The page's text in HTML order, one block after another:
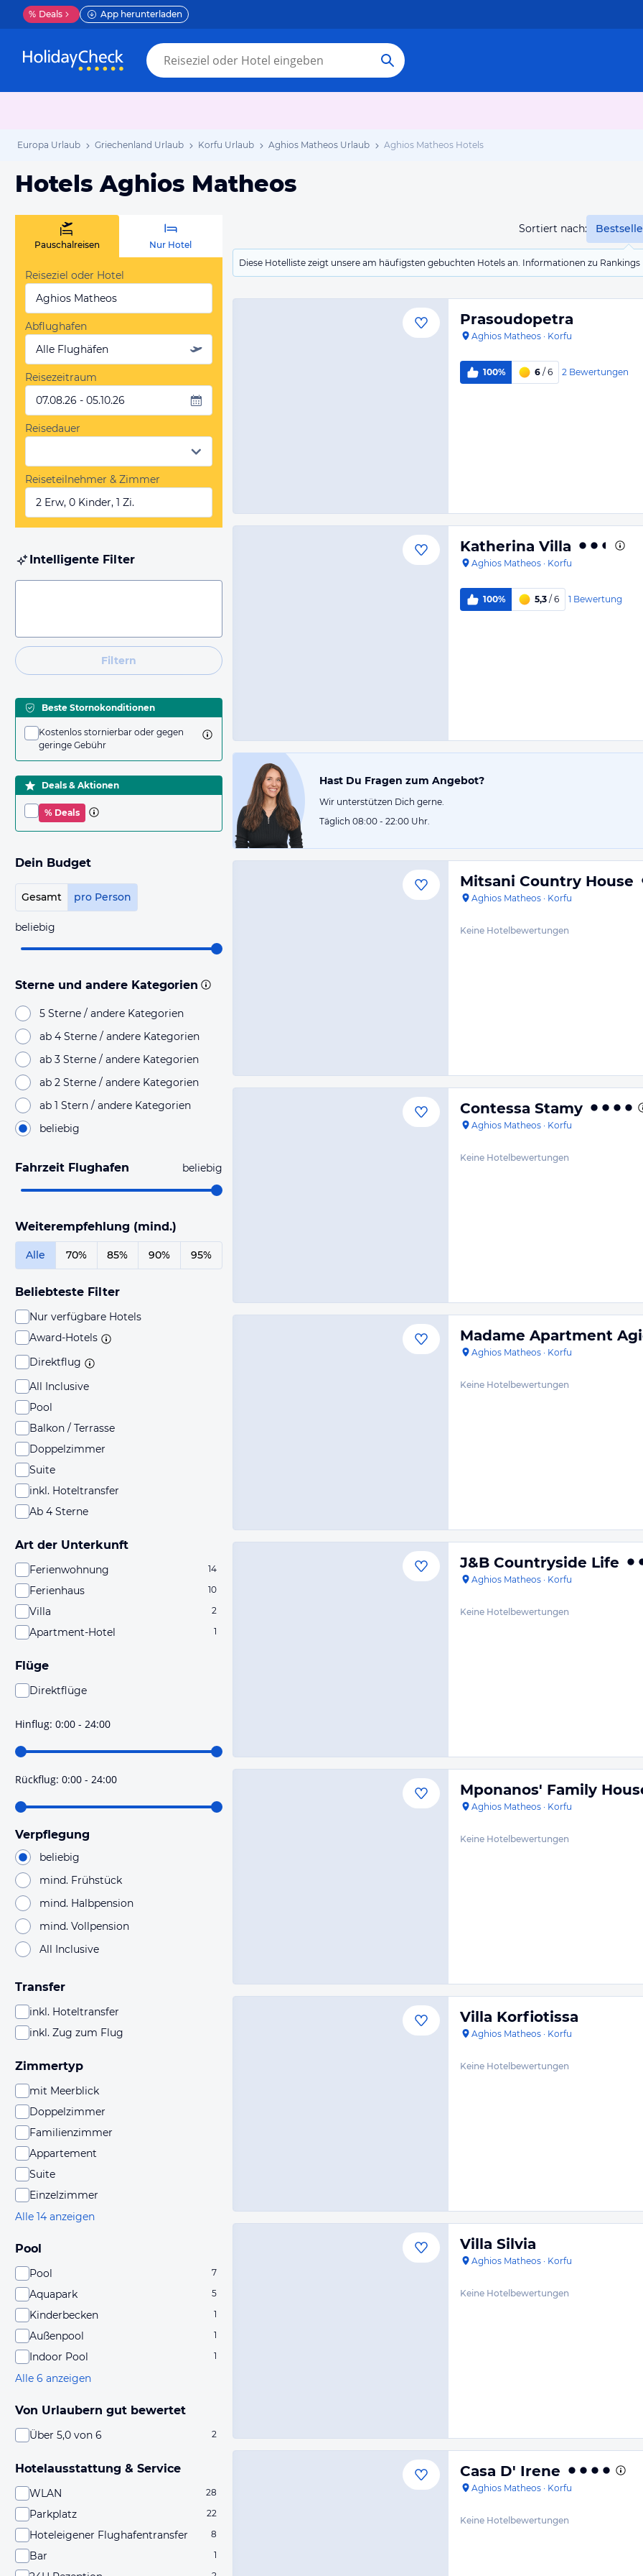
% Deals App herunterladen
Europa Urlaub Griechenland Urlaub Korfu Urlaub Aghios Matheos Urlaub Aghios Matheos Hotels
Hotels Aghios Matheos
Sortiert nach:
Diese Hotelliste zeigt unsere am häufigsten gebuchten Hotels an. Informationen zu
Pauschalreisen Nur Hotel
Reiseziel oder Hotel
Aghios Matheos
Abflughafen
Alle Flughäfen
Reisezeitraum
07.08.26 - 05.10.26
Reisedauer
Reiseteilnehmer & Zimmer
2 Erw, 0 Kinder, 1 Zi.
Intelligente Filter
Filtern
Beste Stornokonditionen
Kostenlos stornierbar oder gegen
geringe Gebühr
Deals & Aktionen
% Deals
Dein Budget
Gesamt pro Person
beliebig
Sterne und andere Kategorien
5 Sterne / andere Kategorien
ab 4 Sterne / andere Kategorien
ab 3 Sterne / andere Kategorien
ab 2 Sterne / andere Kategorien
ab 1 Stern / andere Kategorien
beliebig
Fahrzeit Flughafen beliebig
Weiterempfehlung (mind.)
Alle 70% 85% 90% 95%
Beliebteste Filter
Nur verfügbare Hotels
Award-Hotels
Direktflug
All Inclusive
Pool
Balkon / Terrasse
Doppelzimmer
Suite
inkl. Hoteltransfer
Ab 4 Sterne
Art der Unterkunft
Ferienwohnung 14
Ferienhaus 10
Villa 2
Apartment-Hotel 1
Flüge
Direktflüge
hoher Wahrscheinlichkeit Direktflüge sind. Bitte
prüfe vor der Buchung noch einmal die Flugdetails.
Hinflug: 0:00 - 24:00
Rückflug: 0:00 - 24:00
Verpflegung
beliebig
mind. Frühstück
mind. Halbpension
mind. Vollpension
All Inclusive
Transfer
inkl. Hoteltransfer
inkl. Zug zum Flug
Zimmertyp
mit Meerblick
Doppelzimmer
Familienzimmer
Appartement
Suite
Einzelzimmer
Alle 14 anzeigen
Pool
Pool 7
Aquapark 5
Kinderbecken 1
Außenpool 1
Indoor Pool 1
Alle 6 anzeigen
Von Urlaubern gut bewertet
Über 5,0 von 6 2
Hotelausstattung & Service
WLAN 28
Parkplatz 22
Hoteleigener Flughafentransfer 8
Bar 1
Prasoudopetra
Aghios Matheos · Korfu
100% 6 / 6 2 Bewertungen
Katherina Villa
Aghios Matheos · Korfu
100% 5,3 / 6 1 Bewertung
Hast Du Fragen zum Angebot?
Wir unterstützen Dich gerne.
Täglich 08:00 - 22:00 Uhr.
Mitsani Country House
Aghios Matheos · Korfu
Keine Hotelbewertungen
Contessa Stamy
Aghios Matheos · Korfu
Keine Hotelbewertungen
Madame Apartment
Aghios Matheos · Korfu
Keine Hotelbewertungen
J&B Countryside Life
Aghios Matheos · Korfu
Keine Hotelbewertungen
Mponanos' Family
Aghios Matheos · Korfu
Keine Hotelbewertungen
Villa Korfiotissa
Aghios Matheos · Korfu
Keine Hotelbewertungen
Villa Silvia
Aghios Matheos · Korfu
Keine Hotelbewertungen
Casa D' Irene
Aghios Matheos · Korfu
Keine Hotelbewertungen